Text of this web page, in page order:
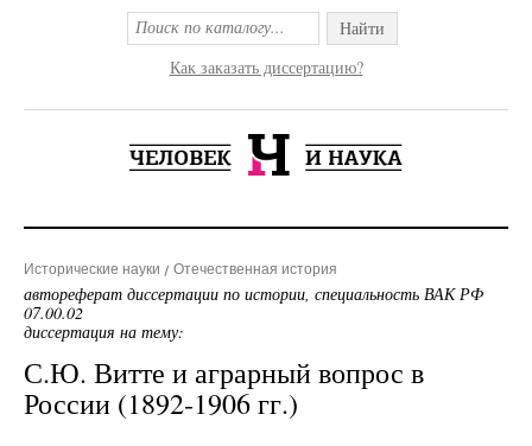
Найти
Как заказать диссертацию?
Исторические науки Отечественная история
автореферат диссертации по истории, специальность ВАК РФ
07.00.02
диссертация на тему:
С.Ю. Витте и аграрный вопрос в
России (1892-1906 гг.)